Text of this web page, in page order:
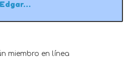
Edgar…
miembro en línea